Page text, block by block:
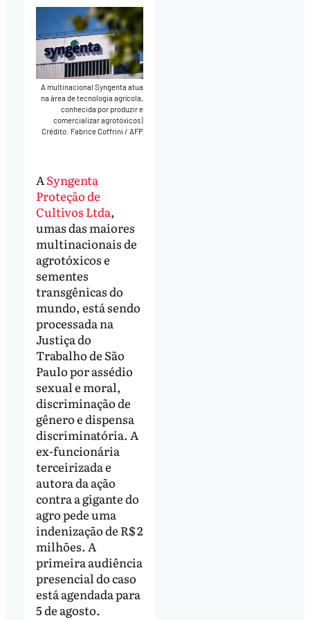
A multinacional Syngenta atua
na área de tecnologia agrícola,
conhecida por produzir e
comercializar agrotóxicos|
Crédito: Fabrice Coffrini / AFP
ASyngenta
Proteção de
Cultivos Ltda,
umas das maiores
multinacionais de
agrotóxicos e
sementes
transgênicas do
mundo, está sendo
processada na
Justiça do
Trabalho de São
Paulo por assédio
sexual e moral,
discriminação de
gênero e dispensa
discriminatória. A
ex-funcionária
terceirizada e
autora da ação
contra a gigante do
agro pede uma
indenização de R$ 2
milhões. A
primeira audiência
presencial do caso
está agendada para
5 de agosto.